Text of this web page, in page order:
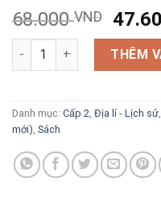
68.000VND
Giá
gốc
là:
Đề kiểm tra, đánh giá
THÊM
Danh mục: Cấp 2 Địa lí - Lịch sử
mới) Sách